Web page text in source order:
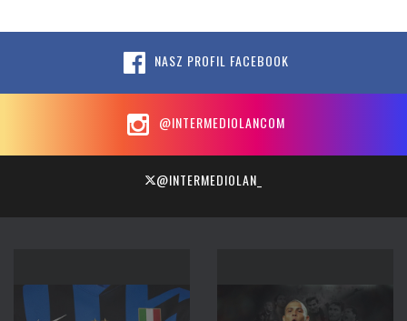
NASZ PROFIL FACEBOOK
@INTERMEDIOLANCOM
@INTERMEDIOLAN_